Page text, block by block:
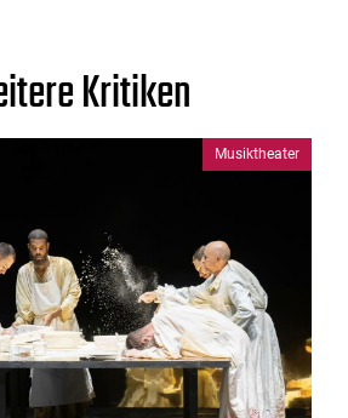
Kritiken
Musiktheater